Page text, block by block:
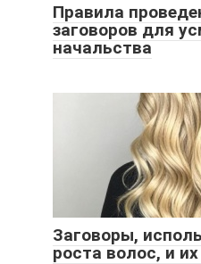
Правила
заговоров для
начальства
Заговоры,
роста волос, и